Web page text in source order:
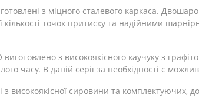
з міцного сталевого каркаса.
точок притиску та надійними
виготовлено з високоякісного каучуку з
часу. В даній серії за необхідності є
високоякісної сировини та комплектуючих,